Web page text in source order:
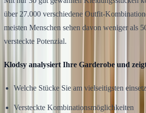
über 27.000 verschiedene Outfit-
meisten Menschen sehen davon weniger als
versteckte Potenzial.
Klodsy analysiert Ihre Garderobe und
Welche Stücke Sie am vielseitigsten
Versteckte Kombinationsmöglichkeiten